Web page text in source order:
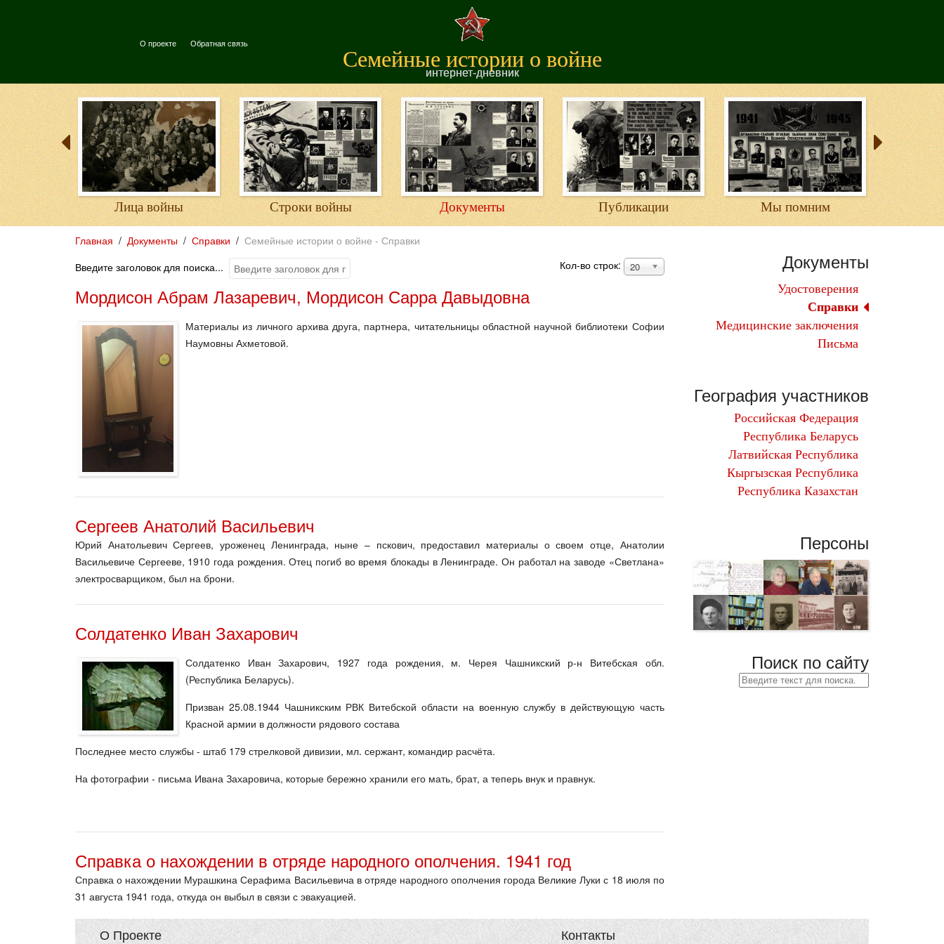
О проекте Обратная связь
Семейные истории о войне
интернет-дневник
Лица войны Строки войны Документы Публикации Мы помним
Главная Документы Справки
Семейные истории о войне - Справки
Кол-во строк:
20
Введите заголовок для поиска...
Мордисон Абрам Лазаревич, Мордисон Сарра Давыдовна
Материалы из личного архива друга, партнера, читательницы областной научной библиотеки Софии
Наумовны Ахметовой.
Сергеев Анатолий Васильевич
Юрий Анатольевич Сергеев, уроженец Ленинграда, ныне – пскович, предоставил материалы о своем отце, Анатолии
Васильевиче Сергееве, 1910 года рождения. Отец погиб во время блокады в Ленинграде. Он работал на заводе «Светлана»
электросварщиком, был на брони.
Солдатенко Иван Захарович
Солдатенко Иван Захарович, 1927 года рождения, м. Черея Чашникский р-н Витебская обл.
(Республика Беларусь).
Призван 25.08.1944 Чашникским РВК Витебской области на военную службу в действующую часть
Красной армии в должности рядового состава
Последнее место службы - штаб 179 стрелковой дивизии, мл. сержант, командир расчёта.
На фотографии - письма Ивана Захаровича, которые бережно хранили его мать, брат, а теперь внук и правнук.
Справка о нахождении в отряде народного ополчения. 1941 год
Справка о нахождении Мурашкина Серафима Васильевича в отряде народного ополчения города Великие Луки с 18 июля по
31 августа 1941 года, откуда он выбыл в связи с эвакуацией.
Документы
Удостоверения
Справки
Медицинские заключения
Письма
География участников
Российская Федерация
Донецкая Народная Республика
г. Ленинград
Новгородская область
Псковская область
г. Симферополь
Островский район
Гдовский район
Республика Беларусь
Витебская область
Гомельская область
Латвийская Республика
Кыргызская Республика
Республика Казахстан
Персоны
Поиск по сайту
О Проекте Контакты